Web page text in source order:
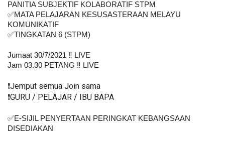
PANITIA SUBJEKTIF KOLABORATIF STPM
✅MATA PELAJARAN KESUSASTERAAN MELAYU
KOMUNIKATIF
✅TINGKATAN 6 (STPM)
Jumaat 30/7/2021 ‼️ LIVE
Jam 03.30 PETANG ‼️ LIVE
❗️Jemput semua Join sama
❗️GURU / PELAJAR / IBU BAPA
✅E-SIJIL PENYERTAAN PERINGKAT KEBANGSAAN
DISEDIAKAN